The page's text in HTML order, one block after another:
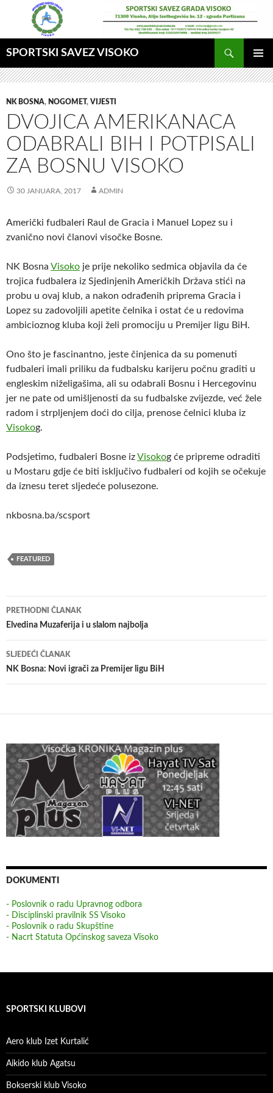
SPORTSKI SAVEZ VISOKO
GLAVNI
MENI
NK BOSNA, NOGOMET, VIJESTI
DVOJICA AMERIKANACA
ODABRALI BIH I POTPISALI
ZA BOSNU VISOKO
30 JANUARA, 2017 ADMIN
Američki fudbaleri Raul de Gracia i Manuel Lopez su i
zvanično novi članovi visočke Bosne.
NK Bosna Visoko je prije nekoliko sedmica objavila da će
trojica fudbalera iz Sjedinjenih Američkih Država stići na
probu u ovaj klub, a nakon odrađenih priprema Gracia i
Lopez su zadovoljili apetite čelnika i ostat će u redovima
ambicioznog kluba koji želi promociju u Premijer ligu BiH.
Ono što je fascinantno, jeste činjenica da su pomenuti
fudbaleri imali priliku da fudbalsku karijeru počnu graditi u
engleskim niželigašima, ali su odabrali Bosnu i Hercegovinu
jer ne pate od umišljenosti da su fudbalske zvijezde, već žele
radom i strpljenjem doći do cilja, prenose čelnici kluba iz
Visokog.
Podsjetimo, fudbaleri Bosne izVisokog će pripreme odraditi
u Mostaru gdje će biti isključivo fudbaleri od kojih se očekuje
da iznesu teret sljedeće polusezone.
nkbosna.ba/scsport
FEATURED
Navigacija
članaka
PRETHODNI ČLANAK
Elvedina Muzaferija i u slalom najbolja
SLJEDEĆI ČLANAK
NK Bosna: Novi igrači za Premijer ligu BiH
DOKUMENTI
- Poslovnik o radu Upravnog odbora
- Disciplinski pravilnik SS Visoko
- Poslovnik o radu Skupštine
- Nacrt Statuta Općinskog saveza Visoko
SPORTSKI KLUBOVI
Aero klub Izet Kurtalić
Aikido klub Agatsu
Bokserski klub Visoko